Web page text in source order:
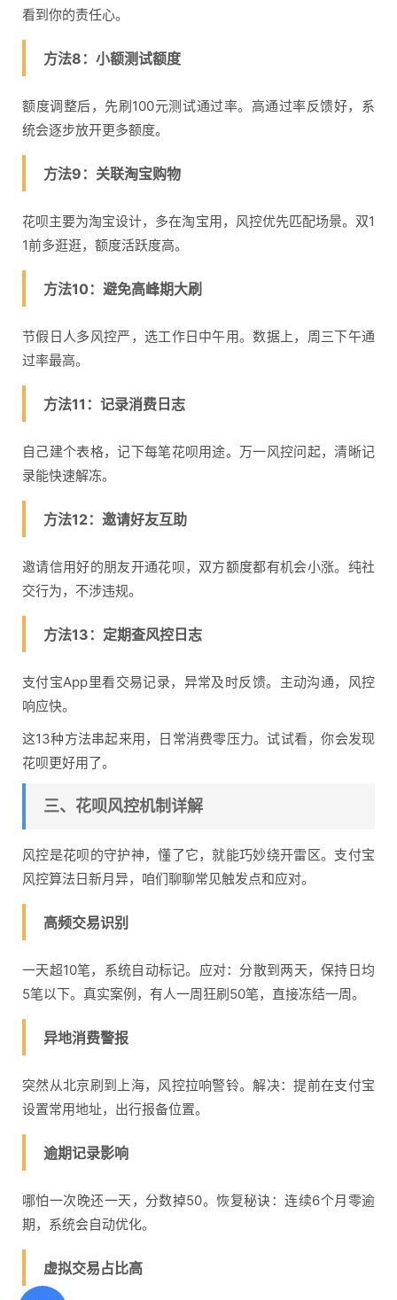
看到你的责任心。
方法8：小额测试额度
额度调整后，先刷100元测试通过率。高通过率反馈好，系
统会逐步放开更多额度。
方法9：关联淘宝购物
花呗主要为淘宝设计，多在淘宝用，风控优先匹配场景。双1
1前多逛逛，额度活跃度高。
方法10：避免高峰期大刷
节假日人多风控严，选工作日中午用。数据上，周三下午通
过率最高。
方法11：记录消费日志
自己建个表格，记下每笔花呗用途。万一风控问起，清晰记
录能快速解冻。
方法12：邀请好友互助
邀请信用好的朋友开通花呗，双方额度都有机会小涨。纯社
交行为，不涉违规。
方法13：定期查风控日志
支付宝App里看交易记录，异常及时反馈。主动沟通，风控
响应快。
这13种方法串起来用，日常消费零压力。试试看，你会发现
花呗更好用了。
三、花呗风控机制详解
风控是花呗的守护神，懂了它，就能巧妙绕开雷区。支付宝
风控算法日新月异，咱们聊聊常见触发点和应对。
高频交易识别
一天超10笔，系统自动标记。应对：分散到两天，保持日均
5笔以下。真实案例，有人一周狂刷50笔，直接冻结一周。
异地消费警报
突然从北京刷到上海，风控拉响警铃。解决：提前在支付宝
设置常用地址，出行报备位置。
逾期记录影响
哪怕一次晚还一天，分数掉50。恢复秘诀：连续6个月零逾
期，系统会自动优化。
虚拟交易占比高